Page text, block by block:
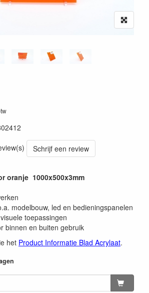
Schrijf een review
oranje 1000x500x3mm
modelbouw, led en bedieningspanelen
toepassingen
binnen en buiten gebruik
het Product Informatie Blad Acrylaat.